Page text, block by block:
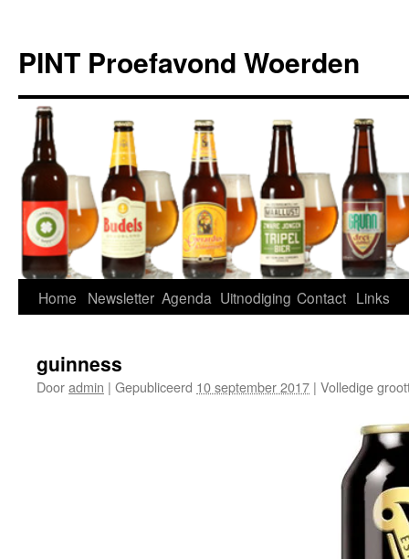
de
inhoud
PINT Proefavond Woerden
Home Newsletter Agenda Uitnodiging Contact Links
guinness
Dooradmin | Gepubliceerd 10 september 2017 | Volledige